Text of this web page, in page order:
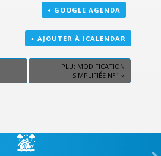
+ GOOGLE AGENDA
+ AJOUTER À ICALENDAR
PLU: MODIFICATION
SIMPLIFIÉE N°1 »